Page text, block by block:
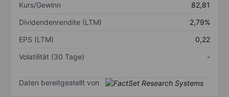
Kurs/Gewinn
82,81
Dividendenrendite (LTM)
2,79%
EPS (LTM)
0,22
Volatilität (30 Tage)
-
Daten bereitgestellt von